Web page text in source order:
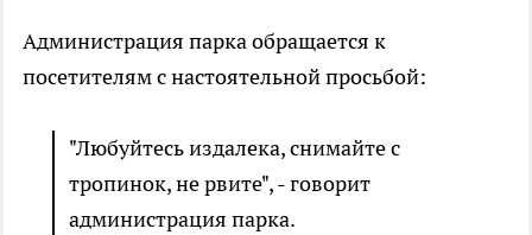
Администрация парка обращается к
посетителям с настоятельной просьбой:
"Любуйтесь издалека, снимайте с
тропинок, не рвите", - говорит
администрация парка.